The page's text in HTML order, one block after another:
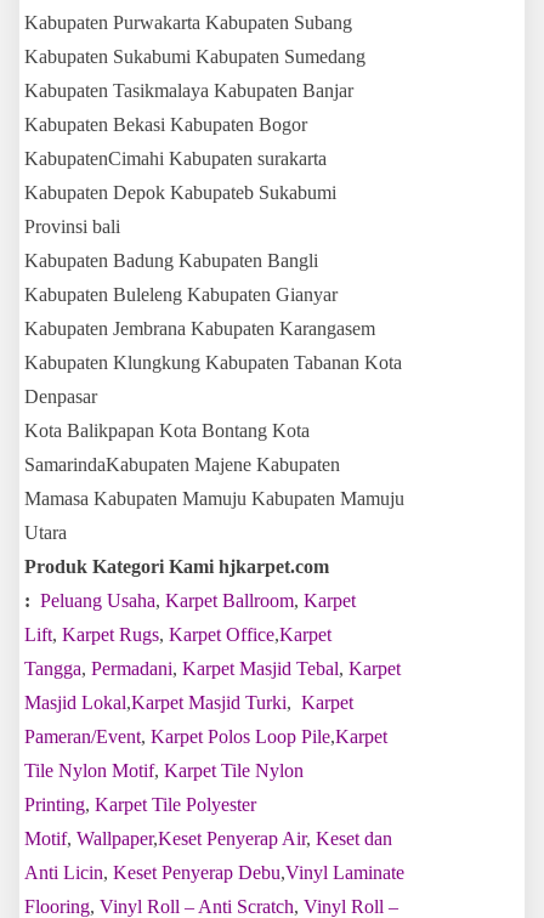
Kabupaten Purwakarta Kabupaten Subang
Kabupaten Sukabumi Kabupaten Sumedang
Kabupaten Tasikmalaya Kabupaten Banjar
Kabupaten Bekasi Kabupaten Bogor
KabupatenCimahi Kabupaten surakarta
Kabupaten Depok Kabupateb Sukabumi
Provinsi bali
Kabupaten Badung Kabupaten Bangli
Kabupaten Buleleng Kabupaten Gianyar
Kabupaten Jembrana Kabupaten Karangasem
Kabupaten Klungkung Kabupaten Tabanan Kota
Denpasar
Kota Balikpapan Kota Bontang Kota
SamarindaKabupaten Majene Kabupaten
Mamasa Kabupaten Mamuju Kabupaten Mamuju
Utara
Produk Kategori Kami hjkarpet.com
: Peluang Usaha, Karpet Ballroom, Karpet
Lift, Karpet Rugs, Karpet Office,Karpet
Tangga, Permadani, Karpet Masjid Tebal, Karpet
Masjid Lokal,Karpet Masjid Turki, Karpet
Pameran/Event, Karpet Polos Loop Pile,Karpet
Tile Nylon Motif, Karpet Tile Nylon
Printing, Karpet Tile Polyester
Motif, Wallpaper,Keset Penyerap Air, Keset dan
Anti Licin, Keset Penyerap Debu,Vinyl Laminate
Flooring, Vinyl Roll – Anti Scratch, Vinyl Roll –